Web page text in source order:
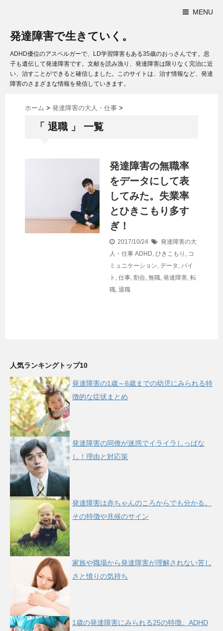
MENU
発達障害で生きていく。
ADHD優位のアスペルガーで、LD学習障害もある35歳のおっさんです。息
子も遺伝して発達障害です。文献を読み漁り、発達障害は限りなく完治に近
い、治すことができると確信しました。このサイトは、治す情報など、発達
障害のさまざまな情報を発信していきます。
ホーム > 発達障害の大人・仕事 >
「 退職 」 一覧
発達障害の無職率
をデータにして表
してみた。失業率
とひきこもり多す
ぎ！
2017/10/24
発達障害の大
人・仕事 ADHD, ひきこもり , コ
ミュニケーション, データ , バイ
ト , 仕事, 割合, 無職, 発達障害, 転
職, 退職
人気ランキングトップ10
発達障害の1歳～6歳までの幼児にみられる特
徴的な症状まとめ
発達障害の同僚が迷惑でイライラしっぱな
し！理由と対応策
発達障害は赤ちゃんのころからでも分かる。
その特徴や兆候のサイン
家族や職場から発達障害が理解されない苦し
さと憤りの気持ち
1歳の発達障害にみられる25の特徴。ADHD